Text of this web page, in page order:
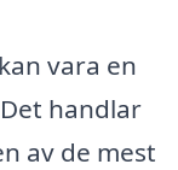
vara en
handlar
av de mest